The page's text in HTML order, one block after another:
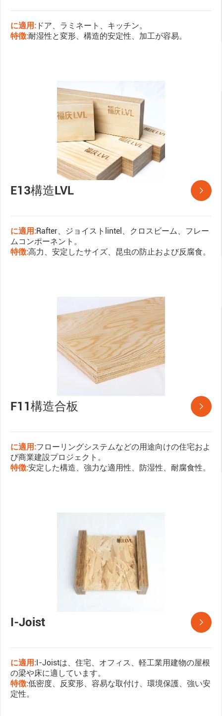
に適用: ドア、ラミネート、キッチン。
特徴:耐湿性と変形、構造的安定性、加工が容易。
E13構造LVL 
に適用:Rafter、ジョイストlintel、クロスビーム、フレー
ムコンポーネント。
特徴:高力、安定したサイズ、昆虫の防止および反腐食。
F11構造合板 
に適用:フローリングシステムなどの用途向けの住宅およ
び商業建設プロジェクト。
特徴:安定した構造、強力な適用性、防湿性、耐腐食性。
I-Joist 
に適用:I-Joistは、住宅、オフィス、軽工業用建物の屋根
の梁や床に適しています。
特徴:低密度、反変形、容易な取付け、環境保護、強い安
定性。